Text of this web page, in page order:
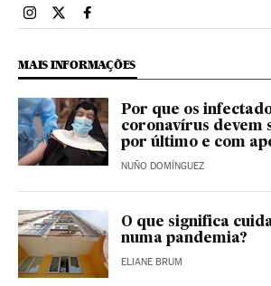
Brasil El País Brasil en Instagram
Brasil El País Brasil en Twitter
Brasil El País Brasil en
MAIS INFORMAÇÕES
Por que os
coronavírus devem
por último e com
NUÑO DOMÍNGUEZ
O que significa
numa pandemia?
ELIANE BRUM